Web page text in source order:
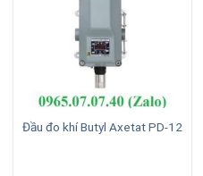
Đầu đo khí Butyl Axetat PD-12